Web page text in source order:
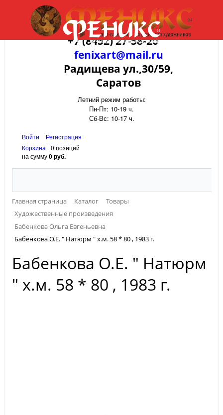
+7 (8452) 27-58-20
fenixart@mail.ru
Радищева ул.,30/59,
Саратов
Летний режим работы:
Пн-Пт: 10-19 ч.
Сб-Вс: 10-17 ч.
Войти
Регистрация
Корзина
0 позиций
на сумму0 руб.
Главная страница Каталог
Товары
Художественные произведения
Бабенкова Ольга Евгеньевна
Бабенкова О.Е. " Натюрм " х.м. 58 * 80 , 1983 г.
Бабенкова О.Е. " Натюрм
" х.м. 58 * 80 , 1983 г.